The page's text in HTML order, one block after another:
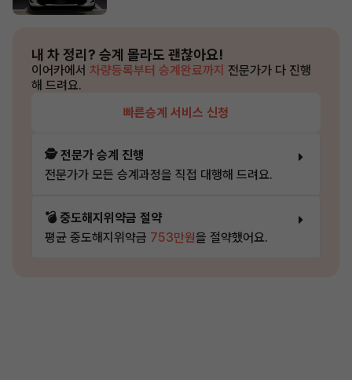
내 차 정리? 승계 몰라도 괜찮아요!
이어카에서 차량등록부터 승계완료까지 전문가가 다 진행
해 드려요.
빠른승계 서비스 신청
🕵️ 전문가 승계 진행
전문가가 모든 승계과정을 직접 대행해 드려요.
💣 중도해지위약금 절약
평균 중도해지위약금 753만원을 절약했어요.